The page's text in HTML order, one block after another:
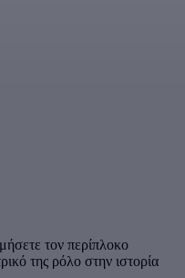
τον περίπλοκο
της ρόλο στην ιστορία